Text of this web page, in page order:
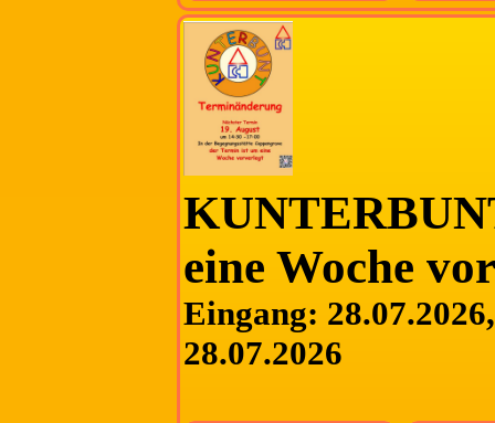
eine Woche
Eingang:
28.07.2026